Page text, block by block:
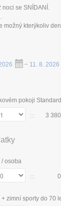
noci se SNÍDANÍ.
možný kterýkoliv
– 11. 8. 2026
pokoji Standard
3
osoba
zimní sporty do 70